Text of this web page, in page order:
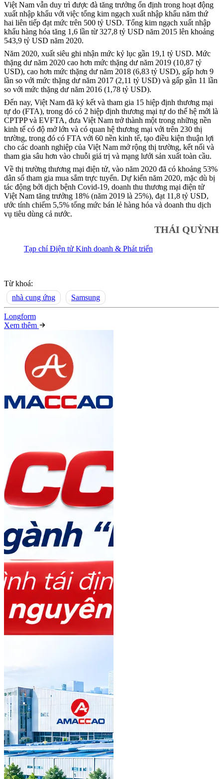
Việt Nam vẫn duy trì được đà tăng trưởng ổn định trong hoạt động
xuất nhập khẩu với việc tổng kim ngạch xuất nhập khẩu năm thứ
hai liên tiếp đạt mức trên 500 tỷ USD. Tổng kim ngạch xuất nhập
khẩu hàng hóa tăng 1,6 lần từ 327,8 tỷ USD năm 2015 lên khoảng
543,9 tỷ USD năm 2020.
Năm 2020, xuất siêu ghi nhận mức kỷ lục gần 19,1 tỷ USD. Mức
thặng dư năm 2020 cao hơn mức thặng dư năm 2019 (10,87 tỷ
USD), cao hơn mức thặng dư năm 2018 (6,83 tỷ USD), gấp hơn 9
lần so với mức thặng dư năm 2017 (2,11 tỷ USD) và gấp gần 11 lần
so với mức thặng dư năm 2016 (1,78 tỷ USD).
Đến nay, Việt Nam đã ký kết và tham gia 15 hiệp định thương mại
tự do (FTA), trong đó có 2 hiệp định thương mại tự do thế hệ mới là
CPTPP và EVFTA, đưa Việt Nam trở thành một trong những nền
kinh tế có độ mở lớn và có quan hệ thương mại với trên 230 thị
trường, trong đó có FTA với 60 nền kinh tế, tạo điều kiện thuận lợi
cho các doanh nghiệp của Việt Nam mở rộng thị trường, kết nối và
tham gia sâu hơn vào chuỗi giá trị và mạng lưới sản xuất toàn cầu.
Về thị trường thương mại điện tử, vào năm 2020 đã có khoảng 53%
dân số tham gia mua sắm trực tuyến. Dự kiến năm 2020, mặc dù bị
tác động bởi dịch bệnh Covid-19, doanh thu thương mại điện tử
Việt Nam tăng trưởng 18% (năm 2019 là 25%), đạt 11,8 tỷ USD,
ước tính chiếm 5,5% tổng mức bán lẻ hàng hóa và doanh thu dịch
vụ tiêu dùng cả nước.
THÁI QUỲNH
Tạp chí Điện tử Kinh doanh & Phát triển
Từ khoá:
nhà cung ứng
Samsung
Longform
Xem thêm